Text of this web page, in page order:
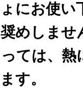
にお使い
めしませ
ては、熱
す。